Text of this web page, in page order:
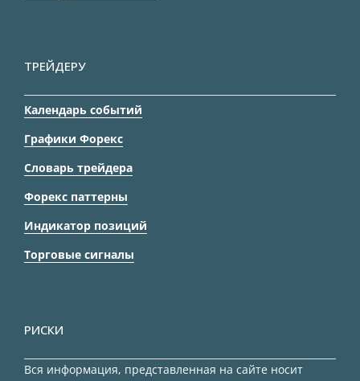
ТРЕЙДЕРУ
Календарь событий
Графики Форекс
Словарь трейдера
Форекс паттерны
Индикатор позиций
Торговые сигналы
РИСКИ
Вся информация, представленная на сайте носит